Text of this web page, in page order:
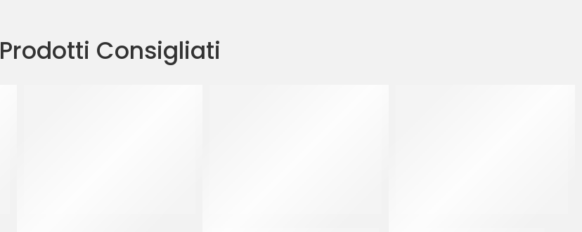
Prodotti Consigliati